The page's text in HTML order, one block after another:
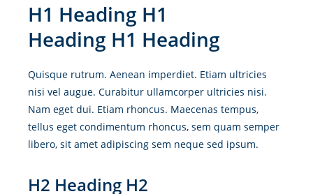
H1 Heading H1
Heading H1 Heading
Quisque rutrum. Aenean imperdiet. Etiam ultricies
nisi vel augue. Curabitur ullamcorper ultricies nisi.
Nam eget dui. Etiam rhoncus. Maecenas tempus,
tellus eget condimentum rhoncus, sem quam semper
libero, sit amet adipiscing sem neque sed ipsum.
H2 Heading H2